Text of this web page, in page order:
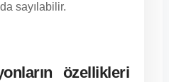
sayılabilir.
özellikleri